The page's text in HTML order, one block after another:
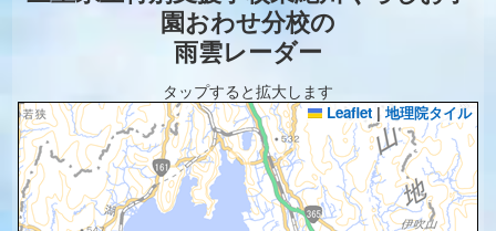
園おわせ分校の
雨雲レーダー
タップすると拡大します
Leaflet | 地理院タイル